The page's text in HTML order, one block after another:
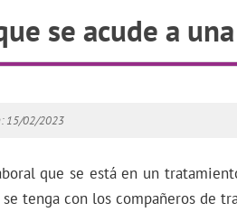
se acude a
15/02/2023
que se está en un
tenga con los compañeros de